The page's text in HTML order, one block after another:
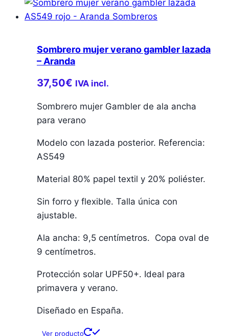
Sombrero mujer verano gambler lazada
– Aranda
37,50€ IVA incl.
Sombrero mujer Gambler de ala ancha
para verano
Modelo con lazada posterior. Referencia:
AS549
Material 80% papel textil y 20% poliéster.
Sin forro y flexible. Talla única con
ajustable.
Ala ancha: 9,5 centímetros. Copa oval de
9 centímetros.
Protección solar UPF50+. Ideal para
primavera y verano.
Diseñado en España.
Ver producto